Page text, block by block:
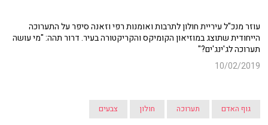
עוזר מנכ"ל עיריית חולון לתרבות ואומנות רפי וזאנה סיפר על התערוכה
הייחודית שתוצג במוזיאון הקומיקס והקריקטורה בעיר. דרור תהה: "מי עושה
תערוכה לג'ינג'ים?"
10/02/2019
גוף האדם תערוכה חולון צבעים